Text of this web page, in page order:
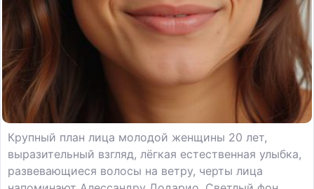
Крупный план лица молодой женщины 20 лет,
выразительный взгляд, лёгкая естественная улыбка,
развевающиеся волосы на ветру, черты лица